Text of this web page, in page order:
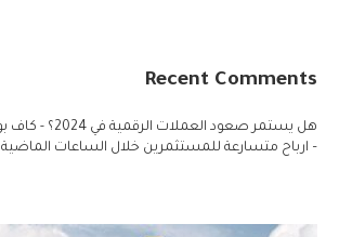
Recent Comments
هل يستمر صعود العملات الرقمية في 2024؟ - كاف بوست
– ارباح متسارعة للمستثمرين خلال الساعات الماضية